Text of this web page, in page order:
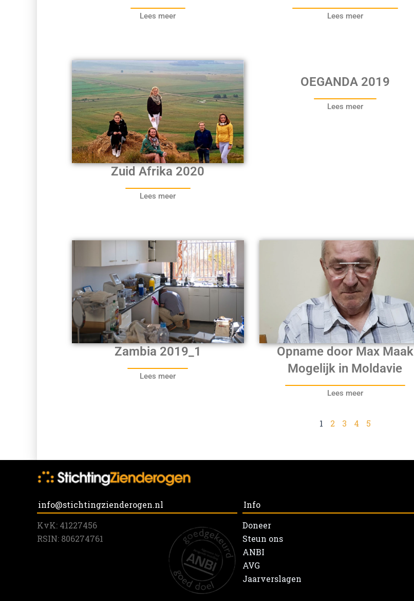
Lees meer Lees meer
Zuid Afrika 2020
Lees meer
OEGANDA 2019
Lees meer
Zambia 2019_1
Lees meer
Opname door Max Maak
Mogelijk in Moldavie
Lees meer
1 2 3 4 5
info@stichtingzienderogen.nl Info
KvK: 41227456
RSIN: 806274761
Doneer
Steun ons
ANBI
AVG
Jaarverslagen